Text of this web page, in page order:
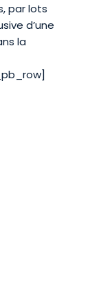
par lots
d’une
la